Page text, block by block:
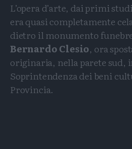
L’opera d’arte, dai primi
era quasi completamente
dietro il monumento
Bernardo Clesio, ora
originaria, nella parete sud,
Soprintendenza dei beni
Provincia.